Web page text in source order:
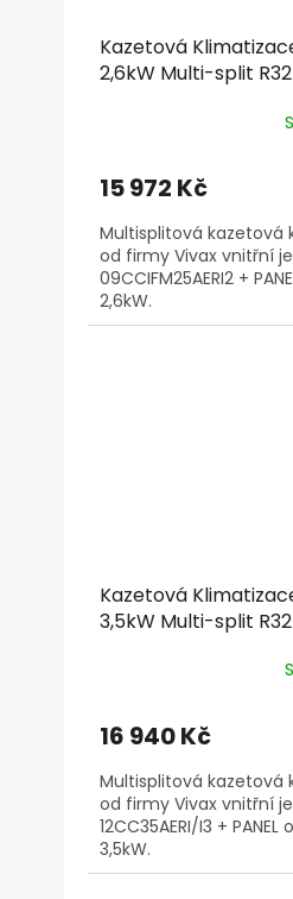
Kazetová
2,6kW Multi-split R32
15 972 Kč
Multisplitová kazetová
od firmy Vivax vnitřní
09CCIFM25AERI2 +
2,6kW.
Kazetová
3,5kW Multi-split R32
16 940 Kč
Multisplitová kazetová
od firmy Vivax vnitřní
12CC35AERI/I3 + PANEL
3,5kW.